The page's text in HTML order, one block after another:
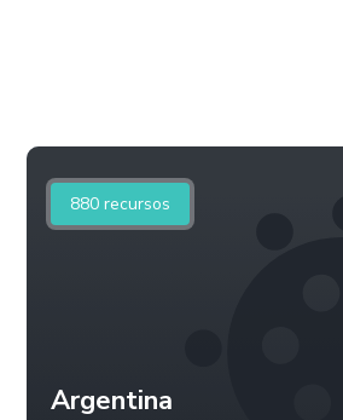
880 recursos
Argentina